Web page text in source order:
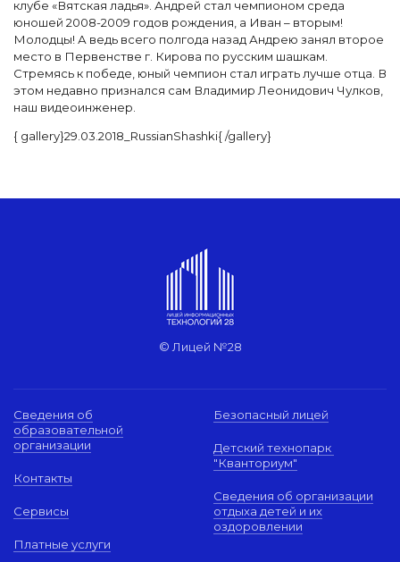
клубе «Вятская ладья». Андрей стал чемпионом среда
юношей 2008-2009 годов рождения, а Иван – вторым!
Молодцы! А ведь всего полгода назад Андрею занял второе
место в Первенстве г. Кирова по русским шашкам.
Стремясь к победе, юный чемпион стал играть лучше отца. В
этом недавно признался сам Владимир Леонидович Чулков,
наш видеоинженер.
{ gallery}29.03.2018_RussianShashki{ /gallery}
© Лицей №28
Сведения об
образовательной
организации
Контакты
Сервисы
Платные услуги
Безопасный лицей
Детский технопарк
"Кванториум"
Сведения об организации
отдыха детей и их
оздоровлении